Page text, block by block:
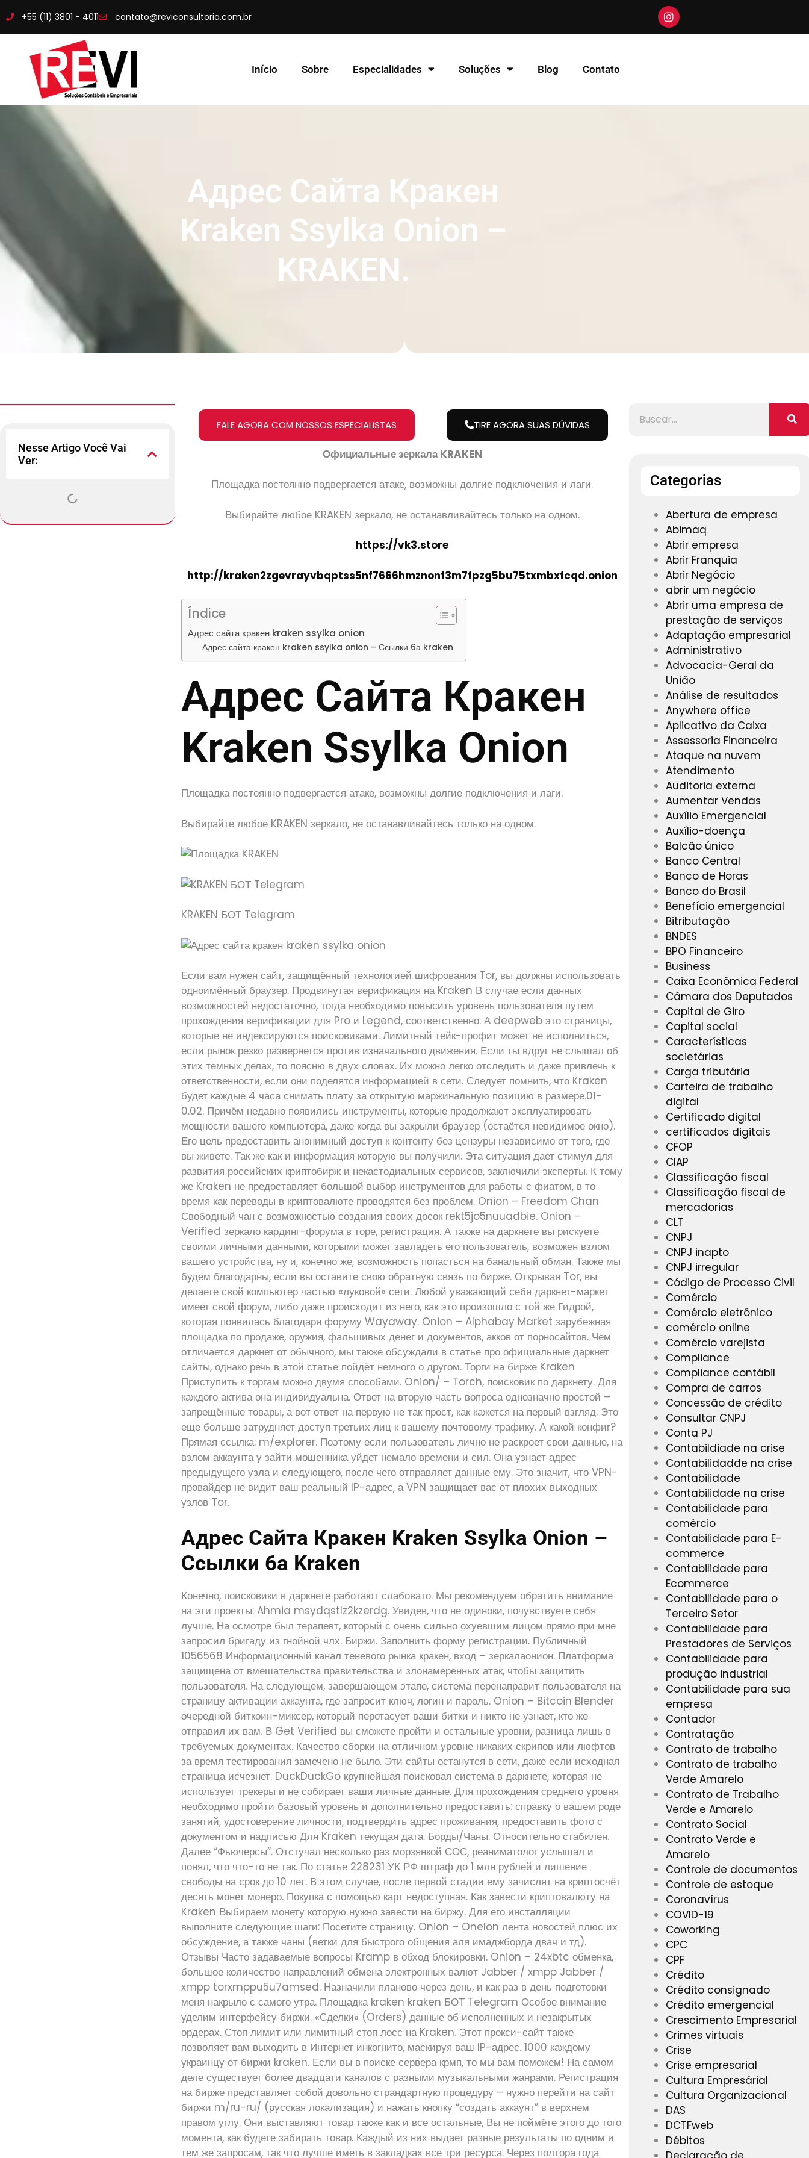
+55 (11) 3801 - 4011 contato@reviconsultoria.com.br
Início Sobre Especialidades Soluções Blog Contato
Адрес Сайта Кракен
Kraken Ssylka Onion –
KRAKEN.
Nesse Artigo Você Vai
Ver:
FALE AGORA COM NOSSOS ESPECIALISTAS TIRE AGORA SUAS DÚVIDAS
Официальные зеркала KRAKEN
Площадка постоянно подвергается атаке, возможны долгие подключения и лаги.
Выбирайте любое KRAKEN зеркало, не останавливайтесь только на одном.
https://vk3.store
http://kraken2zgevrayvbqptss5nf7666hmznonf3m7fpzg5bu75txmbxfcqd.onion
Índice
Адрес сайта кракен kraken ssylka onion
Адрес сайта кракен kraken ssylka onion – Ссылки 6а kraken
Адрес Сайта Кракен
Kraken Ssylka Onion
Площадка постоянно подвергается атаке, возможны долгие подключения и лаги.
Выбирайте любое KRAKEN зеркало, не останавливайтесь только на одном.
KRAKEN БОТ Telegram
Если вам нужен сайт, защищённый технологией шифрования Tor, вы должны использовать
одноимённый браузер. Продвинутая верификация на Kraken В случае если данных
возможностей недостаточно, тогда необходимо повысить уровень пользователя путем
прохождения верификации для Pro и Legend, соответственно. А deepweb это страницы,
которые не индексируются поисковиками. Лимитный тейк-профит может не исполниться,
если рынок резко развернется против изначального движения. Если ты вдруг не слышал об
этих темных делах, то поясню в двух словах. Их можно легко отследить и даже привлечь к
ответственности, если они поделятся информацией в сети. Следует помнить, что Kraken
будет каждые 4 часа снимать плату за открытую маржинальную позицию в размере.01-
0.02. Причём недавно появились инструменты, которые продолжают эксплуатировать
мощности вашего компьютера, даже когда вы закрыли браузер (остаётся невидимое окно).
Его цель предоставить анонимный доступ к контенту без цензуры независимо от того, где
вы живете. Так же как и информация которую вы получили. Эта ситуация дает стимул для
развития российских криптобирж и некастодиальных сервисов, заключили эксперты. К тому
же Kraken не предоставляет большой выбор инструментов для работы с фиатом, в то
время как переводы в криптовалюте проводятся без проблем. Onion – Freedom Chan
Свободный чан с возможностью создания своих досок rekt5jo5nuuadbie. Onion –
Verified зеркало кардинг-форума в торе, регистрация. А также на даркнете вы рискуете
своими личными данными, которыми может завладеть его пользователь, возможен взлом
вашего устройства, ну и, конечно же, возможность попасться на банальный обман. Также мы
будем благодарны, если вы оставите свою обратную связь по бирже. Открывая Tor, вы
делаете свой компьютер частью «луковой» сети. Любой уважающий себя даркнет-маркет
имеет свой форум, либо даже происходит из него, как это произошло с той же Гидрой,
которая появилась благодаря форуму Wayaway. Onion – Alphabay Market зарубежная
площадка по продаже, оружия, фальшивых денег и документов, акков от порносайтов. Чем
отличается даркнет от обычного, мы также обсуждали в статье про официальные даркнет
сайты, однако речь в этой статье пойдёт немного о другом. Торги на бирже Kraken
Приступить к торгам можно двумя способами. Onion/ – Torch, поисковик по даркнету. Для
каждого актива она индивидуальна. Ответ на вторую часть вопроса однозначно простой –
запрещённые товары, а вот ответ на первую не так прост, как кажется на первый взгляд. Это
еще больше затрудняет доступ третьих лиц к вашему почтовому трафику. А какой конфиг?
Прямая ссылка: m/explorer. Поэтому если пользователь лично не раскроет свои данные, на
взлом аккаунта у зайти мошенника уйдет немало времени и сил. Она узнает адрес
предыдущего узла и следующего, после чего отправляет данные ему. Это значит, что VPN-
провайдер не видит ваш реальный IP-адрес, а VPN защищает вас от плохих выходных
узлов Tor.
Адрес Сайта Кракен Kraken Ssylka Onion –
Ссылки 6а Kraken
Конечно, поисковики в даркнете работают слабовато. Мы рекомендуем обратить внимание
на эти проекты: Ahmia msydqstlz2kzerdg. Увидев, что не одиноки, почувствуете себя
лучше. На осмотре был терапевт, который с очень сильно охуевшим лицом прямо при мне
запросил бригаду из гнойной члх. Биржи. Заполнить форму регистрации. Публичный
1056568 Информационный канал теневого рынка кракен, вход – зеркалаонион. Платформа
защищена от вмешательства правительства и злонамеренных атак, чтобы защитить
пользователя. На следующем, завершающем этапе, система перенаправит пользователя на
страницу активации аккаунта, где запросит ключ, логин и пароль. Onion – Bitcoin Blender
очередной биткоин-миксер, который перетасует ваши битки и никто не узнает, кто же
отправил их вам. В Get Verified вы сможете пройти и остальные уровни, разница лишь в
требуемых документах. Качество сборки на отличном уровне никаких скрипов или люфтов
за время тестирования замечено не было. Эти сайты останутся в сети, даже если исходная
страница исчезнет. DuckDuckGo крупнейшая поисковая система в даркнете, которая не
использует трекеры и не собирает ваши личные данные. Для прохождения среднего уровня
необходимо пройти базовый уровень и дополнительно предоставить: справку о вашем роде
занятий, удостоверение личности, подтвердить адрес проживания, предоставить фото с
документом и надписью Для Kraken текущая дата. Борды/Чаны. Относительно стабилен.
Далее “Фьючерсы”. Отстучал несколько раз морзянкой СОС, реаниматолог услышал и
понял, что что-то не так. По статье 228231 УК РФ штраф до 1 млн рублей и лишение
свободы на срок до 10 лет. В этом случае, после первой стадии ему зачислят на криптосчёт
десять монет монеро. Покупка с помощью карт недоступная. Как завести криптовалюту на
Kraken Выбираем монету которую нужно завести на биржу. Для его инсталляции
выполните следующие шаги: Посетите страницу. Onion – Onelon лента новостей плюс их
обсуждение, а также чаны (ветки для быстрого общения аля имаджборда двач и тд).
Отзывы Часто задаваемые вопросы Kramp в обход блокировки. Onion – 24xbtc обменка,
большое количество направлений обмена электронных валют Jabber / xmpp Jabber /
xmpp torxmppu5u7amsed. Назначили планово через день, и как раз в день подготовки
меня накрыло с самого утра. Площадка kraken kraken БОТ Telegram Особое внимание
уделим интерфейсу биржи. «Сделки» (Orders) данные об исполненных и незакрытых
ордерах. Стоп лимит или лимитный стоп лосс на Kraken. Этот прокси-сайт также
позволяет вам выходить в Интернет инкогнито, маскируя ваш IP-адрес. 1000 каждому
украинцу от биржи kraken. Если вы в поиске сервера крмп, то мы вам поможем! На самом
деле существует более двадцати каналов с разными музыкальными жанрами. Регистрация
на бирже представляет собой довольно страндартную процедуру – нужно перейти на сайт
биржи m/ru-ru/ (русская локализация) и нажать кнопку “создать аккаунт” в верхнем
правом углу. Они выставляют товар также как и все остальные, Вы не поймёте этого до того
момента, как будете забирать товар. Каждый из них выдает разные результаты по одним и
тем же запросам, так что лучше иметь в закладках все три ресурса. Через полтора года
Categorias
Abertura de empresa
Abimaq
Abrir empresa
Abrir Franquia
Abrir Negócio
abrir um negócio
Abrir uma empresa de
prestação de serviços
Adaptação empresarial
Administrativo
Advocacia-Geral da
União
Análise de resultados
Anywhere office
Aplicativo da Caixa
Assessoria Financeira
Ataque na nuvem
Atendimento
Auditoria externa
Aumentar Vendas
Auxílio Emergencial
Auxílio-doença
Balcão único
Banco Central
Banco de Horas
Banco do Brasil
Benefício emergencial
Bitributação
BNDES
BPO Financeiro
Business
Caixa Econômica Federal
Câmara dos Deputados
Capital de Giro
Capital social
Características
societárias
Carga tributária
Carteira de trabalho
digital
Certificado digital
certificados digitais
CFOP
CIAP
Classificação fiscal
Classificação fiscal de
mercadorias
CLT
CNPJ
CNPJ inapto
CNPJ irregular
Código de Processo Civil
Comércio
Comércio eletrônico
comércio online
Comércio varejista
Compliance
Compliance contábil
Compra de carros
Concessão de crédito
Consultar CNPJ
Conta PJ
Contabildiade na crise
Contabilidadde na crise
Contabilidade
Contabilidade na crise
Contabilidade para
comércio
Contabilidade para E-
commerce
Contabilidade para
Ecommerce
Contabilidade para o
Terceiro Setor
Contabilidade para
Prestadores de Serviços
Contabilidade para
produção industrial
Contabilidade para sua
empresa
Contador
Contratação
Contrato de trabalho
Contrato de trabalho
Verde Amarelo
Contrato de Trabalho
Verde e Amarelo
Contrato Social
Contrato Verde e
Amarelo
Controle de documentos
Controle de estoque
Coronavírus
COVID-19
Coworking
CPC
CPF
Crédito
Crédito consignado
Crédito emergencial
Crescimento Empresarial
Crimes virtuais
Crise
Crise empresarial
Cultura Empresárial
Cultura Organizacional
DAS
DCTFweb
Débitos